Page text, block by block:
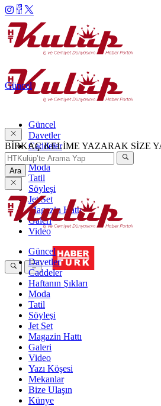
Güncel
Davetler
Caddeler
Haftanın Şıkları
Moda
Tatil
Söyleşi
Jet Set
Magazin Hattı
Galeri
Video
Güncel
BİRKAÇ KELİME YAZARAK SİZE
Ara
Güncel
Davetler
Caddeler
Haftanın Şıkları
Moda
Tatil
Söyleşi
Jet Set
Magazin Hattı
Galeri
Video
Yazı Köşesi
Mekanlar
Bize Ulaşın
Künye